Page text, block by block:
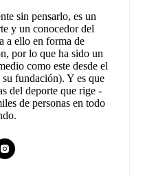
sin pensarlo, es un
y un conocedor del
a ello en forma de
por lo que ha sido un
como este desde el
fundación). Y es que
del deporte que rige -
de personas en todo